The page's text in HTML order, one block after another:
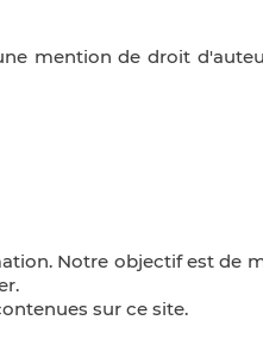
mention de droit
Notre objectif est de
sur ce site.